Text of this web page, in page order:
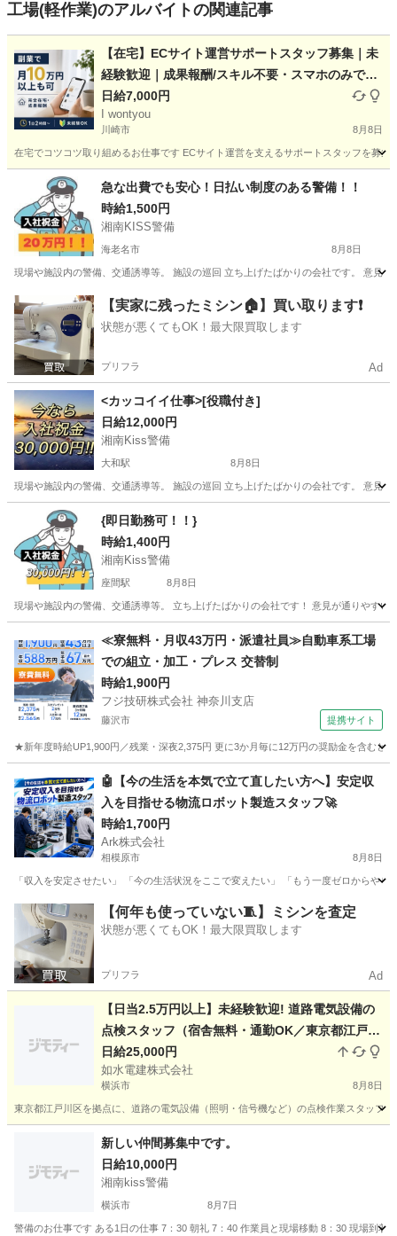
工場(軽作業)のアルバイトの関連記事
【在宅】ECサイト運営サポートスタッフ募集｜未
経験歓迎｜成果報酬/スキル不要・スマホのみでO
K
日給7,000円
I wontyou
川崎市 8月8日
在宅でコツコツ取り組めるお仕事です ECサイト運営を支えるサポートスタッフを募
神奈川 川崎市 軽作業 スタッフ
急な出費でも安心！日払い制度のある警備！！
時給1,500円
湘南KISS警備
海老名市 8月8日
現場や施設内の警備、交通誘導等。 施設の巡回 立ち上げたばかりの会社です。 意見
海老名市 警備員 東京 町田市 警備員 給料
【実家に残ったミシン🏠】買い取ります❗️
状態が悪くてもOK！最大限買取します
プリフラ Ad
<カッコイイ仕事>[役職付き]
日給12,000円
湘南Kiss警備
大和駅 8月8日
現場や施設内の警備、交通誘導等。 施設の巡回 立ち上げたばかりの会社です。 意見
神奈川 大和市 大和駅 警備員
{即日勤務可！！}
時給1,400円
湘南Kiss警備
座間駅 8月8日
現場や施設内の警備、交通誘導等。 立ち上げたばかりの会社です！ 意見が通りやす
座間駅 警備員 給料
≪寮無料・月収43万円・派遣社員≫自動車系工場
での組立・加工・プレス 交替制
時給1,900円
フジ技研株式会社 神奈川支店
藤沢市 提携サイト
★新年度時給UP1,900円／残業・深夜2,375円 更に3か月毎に12万円の奨励金を含む
その他
🤖【今の生活を本気で立て直したい方へ】安定収
入を目指せる物流ロボット製造スタッフ🚀
時給1,700円
Ark株式会社
相模原市 8月8日
「収入を安定させたい」 「今の生活状況をここで変えたい」 「もう一度ゼロからや
神奈川 相模原市 工場 スタッフ
【何年も使っていない🧵】ミシンを査定
状態が悪くてもOK！最大限買取します
プリフラ Ad
【日当2.5万円以上】未経験歓迎! 道路電気設備の
点検スタッフ（宿舎無料・通勤OK／東京都江戸川
区拠点・1名募集）
日給25,000円
如水電建株式会社
横浜市 8月8日
東京都江戸川区を拠点に、道路の電気設備（照明・信号機など）の点検作業スタッフ
その他 スタッフ
新しい仲間募集中です。
日給10,000円
湘南kiss警備
横浜市 8月7日
警備のお仕事です ある1日の仕事 7：30 朝礼 7：40 作業員と現場移動 8：30 現場到着